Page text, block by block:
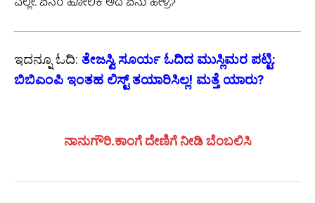
ಇದನ್ನೂ ಓದಿ: ತೇಜಸ್ವಿ ಸೂರ್ಯ ಓದಿದ ಮುಸ್ಲಿಮರ ಪಟ್ಟಿ:
ಬಿಬಿಎಂಪಿ ಇಂತಹ ಲಿಸ್ಟ್ ತಯಾರಿಸಿಲ್ಲ! ಮತ್ತೆ ಯಾರು?
ನಾನುಗೌರಿ.ಕಾಂಗೆ ದೇಣಿಗೆ ನೀಡಿ ಬೆಂಬಲಿಸಿ